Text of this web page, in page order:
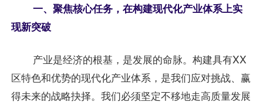
一、聚焦核心任务，在构建现代化产业体系上实
现新突破
产业是经济的根基，是发展的命脉。构建具有XX
区特色和优势的现代化产业体系，是我们应对挑战、赢
得未来的战略抉择。我们必须坚定不移地走高质量发展